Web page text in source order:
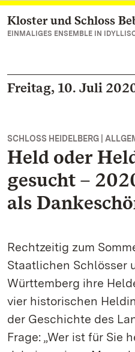
Zum Hauptinhalt
Kloster und Schloss
EINMALIGES ENSEMBLE IN
Freitag, 10. Juli
SCHLOSS HEIDELBERG |
Held oder
gesucht –
als
Rechtzeitig zum
Staatlichen Schlösser
Württemberg ihre
vier historischen
der Geschichte des
Frage: „Wer ist für Sie